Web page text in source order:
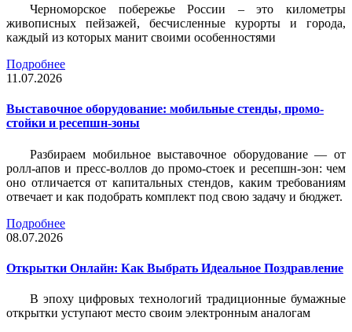
Черноморское побережье России – это километры
живописных пейзажей, бесчисленные курорты и города,
каждый из которых манит своими особенностями
Подробнее
11.07.2026
Выставочное оборудование: мобильные стенды, промо-
стойки и ресепшн-зоны
Разбираем мобильное выставочное оборудование — от
ролл-апов и пресс-воллов до промо-стоек и ресепшн-зон: чем
оно отличается от капитальных стендов, каким требованиям
отвечает и как подобрать комплект под свою задачу и бюджет.
Подробнее
08.07.2026
Открытки Онлайн: Как Выбрать Идеальное Поздравление
В эпоху цифровых технологий традиционные бумажные
открытки уступают место своим электронным аналогам